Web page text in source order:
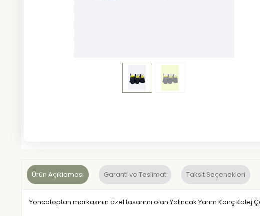
Ürün Açıklaması Garanti ve Teslimat Taksit Seçenekleri
Yoncatoptan markasının özel tasarımı olan Yalıncak Yarım Konç